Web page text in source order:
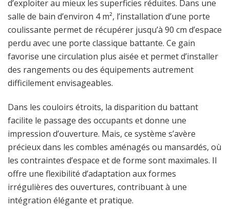
d’exploiter au mieux les superficies réduites. Dans une
salle de bain d’environ 4 m², l’installation d’une porte
coulissante permet de récupérer jusqu’à 90 cm d’espace
perdu avec une porte classique battante. Ce gain
favorise une circulation plus aisée et permet d’installer
des rangements ou des équipements autrement
difficilement envisageables.
Dans les couloirs étroits, la disparition du battant
facilite le passage des occupants et donne une
impression d’ouverture. Mais, ce système s’avère
précieux dans les combles aménagés ou mansardés, où
les contraintes d’espace et de forme sont maximales. Il
offre une flexibilité d’adaptation aux formes
irrégulières des ouvertures, contribuant à une
intégration élégante et pratique.